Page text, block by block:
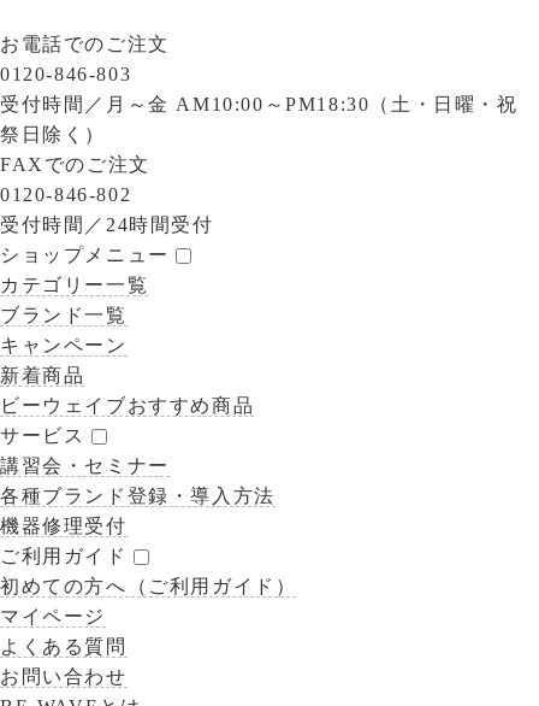
お電話でのご注文
0120-846-803
受付時間／ 月～金 AM10:00～PM18:30（土・日曜・祝
祭日除く）
FAXでのご注文
0120-846-802
受付時間／ 24時間受付
ショップメニュー
カテゴリー一覧
ブランド一覧
キャンペーン
新着商品
ビーウェイブおすすめ商品
サービス
講習会・セミナー
各種ブランド登録・導入方法
機器修理受付
ご利用ガイド
初めての方へ（ご利用ガイド）
マイページ
よくある質問
お問い合わせ